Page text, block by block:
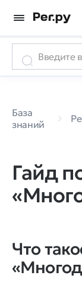
База
знаний
Гайд
Что